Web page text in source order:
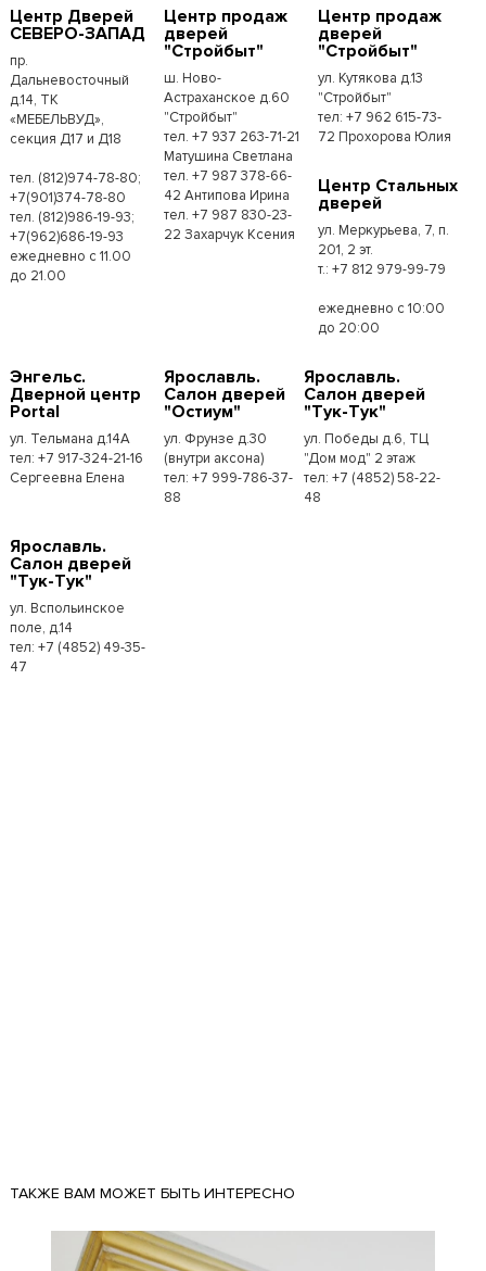
Центр Дверей
СЕВЕРО-ЗАПАД
пр.
Дальневосточный
д.14, ТК
«МЕБЕЛЬВУД»,
секция Д17 и Д18
тел. (812)974-78-80;
+7(901)374-78-80
тел. (812)986-19-93;
+7(962)686-19-93
ежедневно с 11.00
до 21.00
Центр продаж
дверей
"Стройбыт"
ш. Ново-
Астраханское д.60
"Стройбыт"
тел. +7 937 263-71-21
Матушина Светлана
тел. +7 987 378-66-
42 Антипова Ирина
тел. +7 987 830-23-
22 Захарчук Ксения
Центр продаж
дверей
"Стройбыт"
ул. Кутякова д.13
"Стройбыт"
тел: +7 962 615-73-
72 Прохорова Юлия
Центр Стальных
дверей
ул. Меркурьева, 7, п.
201, 2 эт.
т.: +7 812 979-99-79
ежедневно с 10:00
до 20:00
Энгельс.
Дверной центр
Portal
ул. Тельмана д.14А
тел: +7 917-324-21-16
Сергеевна Елена
Ярославль.
Салон дверей
"Остиум"
ул. Фрунзе д.30
(внутри аксона)
тел: +7 999-786-37-
88
Ярославль.
Салон дверей
"Тук-Тук"
ул. Победы д.6, ТЦ
"Дом мод" 2 этаж
тел: +7 (4852) 58-22-
48
Ярославль.
Салон дверей
"Тук-Тук"
ул. Вспольинское
поле, д.14
тел: +7 (4852) 49-35-
47
ТАКЖЕ ВАМ МОЖЕТ БЫТЬ ИНТЕРЕСНО